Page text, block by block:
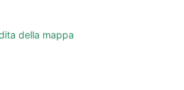
della mappa